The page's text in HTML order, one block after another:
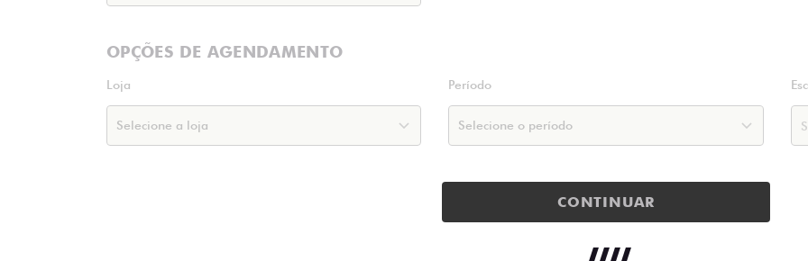
OPÇÕES DE AGENDAMENTO
Loja Período
CONTINUAR